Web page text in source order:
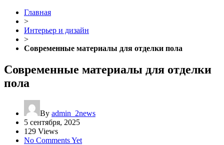
Главная
>
Интерьер и дизайн
>
Современные материалы для отделки пола
Современные материалы для отделки
пола
By admin_2news
5 сентября, 2025
129 Views
No Comments Yet